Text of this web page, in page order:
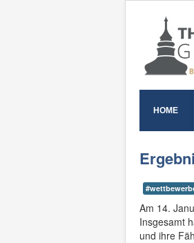
HOME
Am 14.
Insgesamt
und ihre